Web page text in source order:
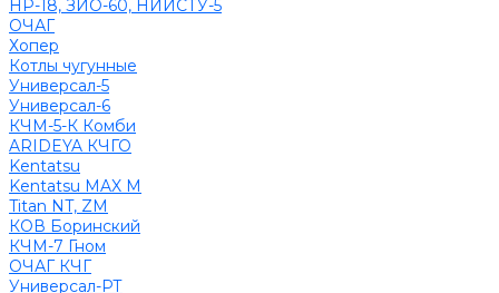
НР-18, ЗИО-60, НИИСТУ-5
ОЧАГ
Хопер
Котлы чугунные
Универсал-5
Универсал-6
КЧМ-5-К Комби
ARIDEYA КЧГО
Kentatsu
Kentatsu MAX M
Titan NT, ZM
КОВ Боринский
КЧМ-7 Гном
ОЧАГ КЧГ
Универсал-РТ